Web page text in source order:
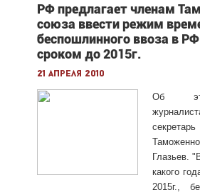
РФ предлагает членам
союза ввести режим
беспошлинного ввоза в
сроком до 2015г.
21 апреля 2010
Об
Глазьев.
какого
2015г.,